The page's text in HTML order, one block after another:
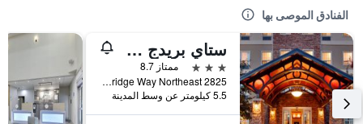
الفنادق الموصى بها
ستاي بريدج سويتس كالجاري أيربورت بي آيتش جي
3 نجوم
ممتاز 8.7
2825 Sunridge Way Northeast, كالغاري, AB, كندا
5.5 كيلومتر عن وسط المدينة